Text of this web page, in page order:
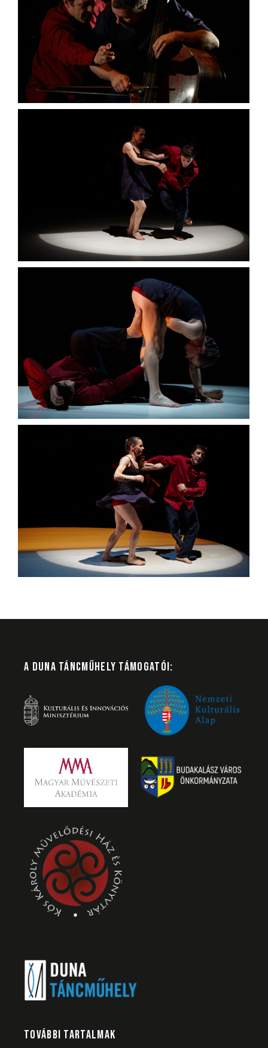
A DUNA TÁNCMŰHELY TÁMOGATÓI:
TOVÁBBI TARTALMAK